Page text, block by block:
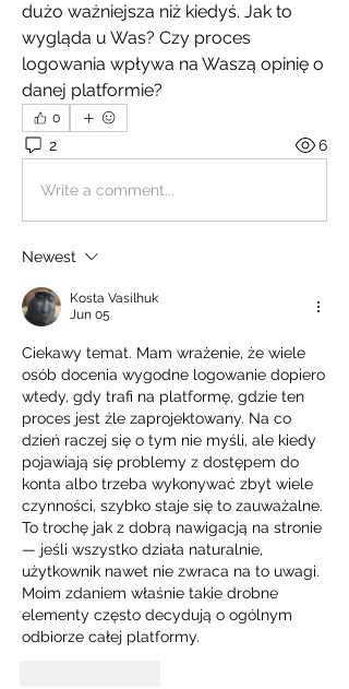
dużo ważniejsza niż kiedyś. Jak to
wygląda u Was? Czy proces
logowania wpływa na Waszą opinię o
danej platformie?
0
2 6
Write a comment...
Newest
Kosta Vasilhuk
Jun 05
Ciekawy temat. Mam wrażenie, że wiele
osób docenia wygodne logowanie dopiero
wtedy, gdy trafi na platformę, gdzie ten
proces jest źle zaprojektowany. Na co
dzień raczej się o tym nie myśli, ale kiedy
pojawiają się problemy z dostępem do
konta albo trzeba wykonywać zbyt wiele
czynności, szybko staje się to zauważalne.
To trochę jak z dobrą nawigacją na stronie
— jeśli wszystko działa naturalnie,
użytkownik nawet nie zwraca na to uwagi.
Moim zdaniem właśnie takie drobne
elementy często decydują o ogólnym
odbiorze całej platformy.